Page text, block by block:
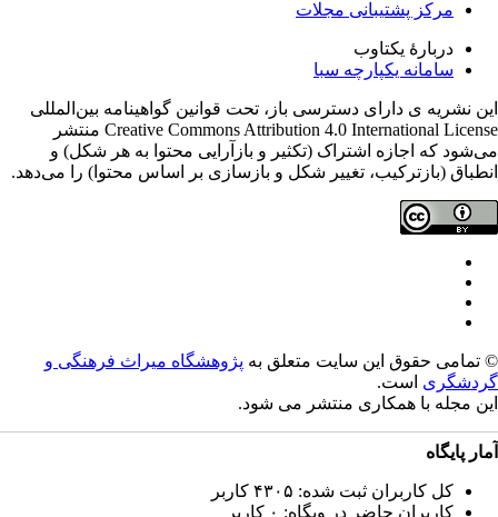
مرکز پشتیبانی مجلات
دربارۀ یکتاوب
سامانه یکپارچه سبا
نشریه ی دارای دسترسی باز، تحت قوانین گواهینامه بین‌المللی
Creative Commons Attribution 4.0 International License منتشر
که اجازه اشتراک (تکثیر و بازآرایی محتوا به هر شکل) و
(بازترکیب، تغییر شکل و بازسازی بر اساس محتوا) را می‌دهد.
تمامی حقوق این سایت متعلق بهپژوهشگاه میراث فرهنگی و
است.
مجله با همکاریمنتشر می شود.
پایگاه
کل کاربران ثبت شده: ۴۳۰۵ کاربر
کاربران حاضر در وبگاه: ۰ کاربر